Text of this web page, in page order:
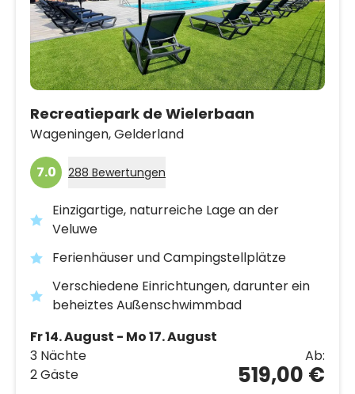
Recreatiepark de Wielerbaan
Wageningen,Gelderland
7.0 288 Bewertungen
Einzigartige, naturreiche Lage an der
Veluwe
Ferienhäuser und Campingstellplätze
Verschiedene Einrichtungen, darunter ein
beheiztes Außenschwimmbad
Fr 14. August - Mo 17. August
3 Nächte
2 Gäste
Ab:
519,00 €